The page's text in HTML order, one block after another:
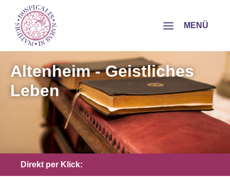
MENÜ
Altenheim - Geistliches
Leben
Direkt per Klick: